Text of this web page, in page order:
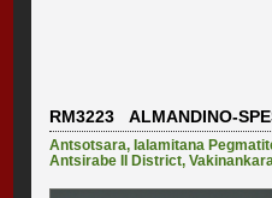
RM3223 ALMANDINO-
Antsotsara, Ialamitana
Antsirabe II District,